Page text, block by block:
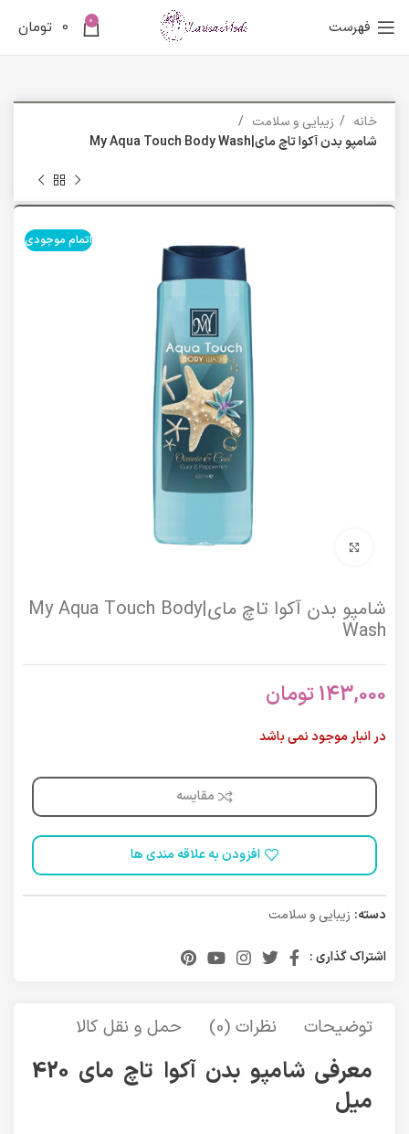
فهرست 0
0 تومان
خانه
زیبایی و سلامت
شامپو بدن آکوا تاچ مای|My Aqua Touch Body Wash
اتمام موجودی
برای بزرگنمایی کلیک کنید
شامپو بدن آکوا تاچ مای|My Aqua Touch Body
Wash
143,000تومان
در انبار موجود نمی باشد
مقایسه
افزودن به علاقه مندی ها
دسته: زیبایی و سلامت
اشتراک گذاری :
توضیحات نظرات (0) حمل و نقل کالا
معرفی شامپو بدن آکوا تاچ مای 420
میل